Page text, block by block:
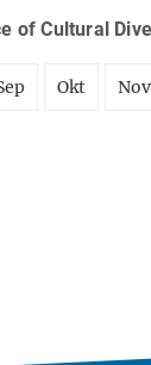
of Cultural
Okt Nov